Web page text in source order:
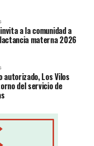
a la comunidad a
materna 2026
Los Vilos
del servicio de